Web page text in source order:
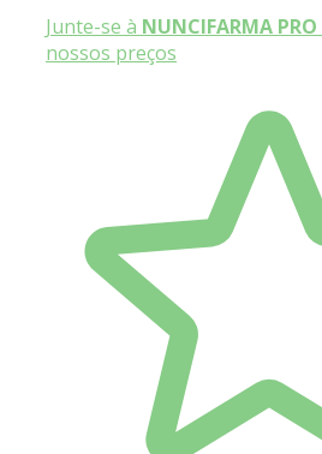
Junte-se à NUNCIFARMA PRO
nossos preços